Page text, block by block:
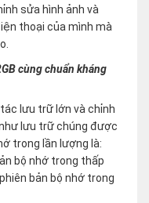
sửa hình ảnh và
thoại của mình mà
cùng chuẩn kháng
lưu trữ lớn và chỉnh
lưu trữ chúng được
trong lần lượng là:
bộ nhớ trong thấp
bản bộ nhớ trong